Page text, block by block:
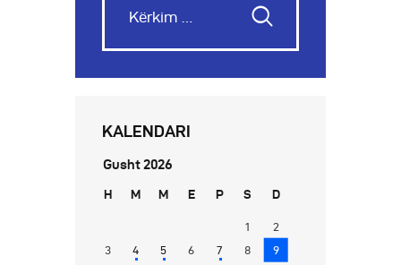
KALENDARI
Gusht 2026
H M M E P S D
1
2
3
4 5 6 7 8
9